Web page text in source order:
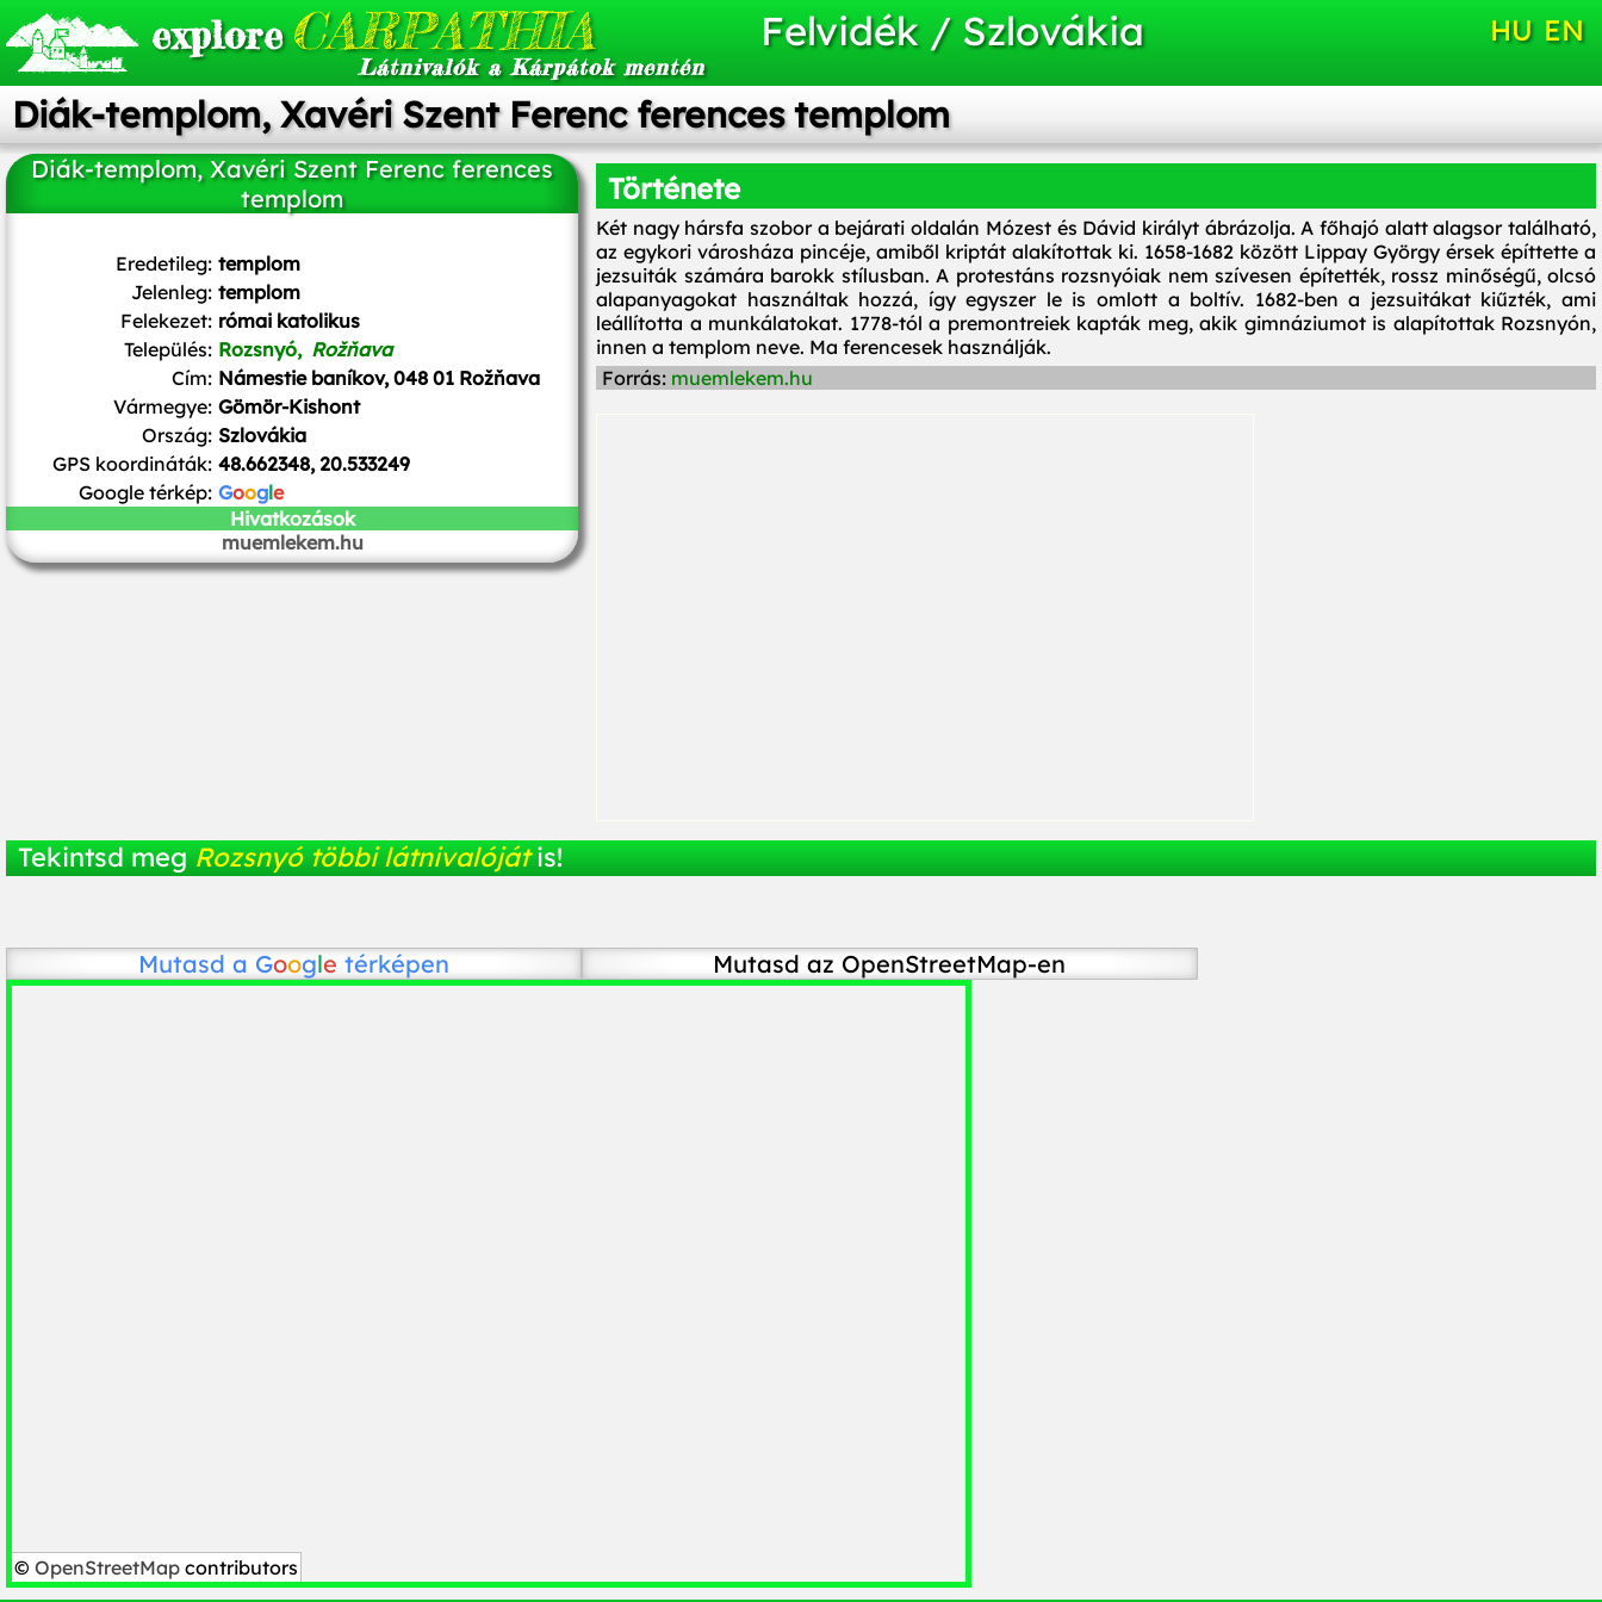
exploreCARPATHIA
Látnivalók a Kárpátok mentén
Felvidék / Szlovákia HU EN
Diák-templom, Xavéri Szent Ferenc ferences templom
Diák-templom, Xavéri Szent Ferenc ferences
templom
Eredetileg: templom
Jelenleg: templom
Felekezet: római katolikus
Település: Rozsnyó, Rožňava
Cím: Námestie baníkov, 048 01 Rožňava
Vármegye: Gömör-Kishont
Ország: Szlovákia
GPS koordináták: 48.662348, 20.533249
Google térkép: Google
Hivatkozások
muemlekem.hu
Története
Két nagy hársfa szobor a bejárati oldalán Mózest és Dávid királyt ábrázolja. A főhajó alatt alagsor található,
az egykori városháza pincéje, amiből kriptát alakítottak ki. 1658-1682 között Lippay György érsek építtette a
jezsuiták számára barokk stílusban. A protestáns rozsnyóiak nem szívesen építették, rossz minőségű, olcsó
alapanyagokat használtak hozzá, így egyszer le is omlott a boltív. 1682-ben a jezsuitákat kiűzték, ami
leállította a munkálatokat. 1778-tól a premontreiek kapták meg, akik gimnáziumot is alapítottak Rozsnyón,
innen a templom neve. Ma ferencesek használják.
Forrás: muemlekem.hu
Tekintsd meg Rozsnyó többi látnivalóját is!
Mutasd a Google térképen Mutasd az OpenStreetMap-en
© OpenStreetMap contributors